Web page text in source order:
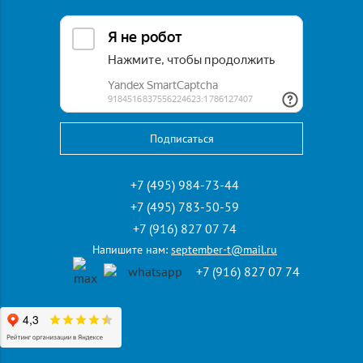
Адрес:107023, Москва, Семеновский пер., д.15,
Бизнес-Центр "Семеновский, 15", 6 этаж, офис 612
Режим работы:пн-пт: с 10:00 до 19:00
сб: по согласованию, вс: выходной
+7 (495) 984-73-44
+7 (495) 783-50-59
+7 (916) 827 07 74
Напишите нам: september-t@mail.ru
+7 (916) 827 07 74